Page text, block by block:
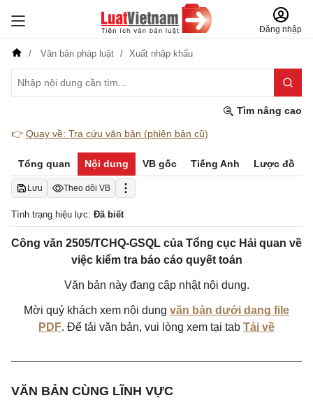
Đăng nhập
Văn bản pháp luật Xuất nhập khẩu
Tìm nâng cao
👉 Quay về: Tra cứu văn bản (phiên bản cũ)
Tổng quan Nội dung VB gốc Tiếng Anh Lược đồ
Lưu Theo dõi VB
Tình trạng hiệu lực: Đã biết
Công văn 2505/TCHQ-GSQL của Tổng cục Hải quan về
việc kiểm tra báo cáo quyết toán
Văn bản này đang cập nhật nội dung.
Mời quý khách xem nội dung văn bản dưới dạng file
PDF. Để tải văn bản, vui lòng xem tại tab Tải về
VĂN BẢN CÙNG LĨNH VỰC